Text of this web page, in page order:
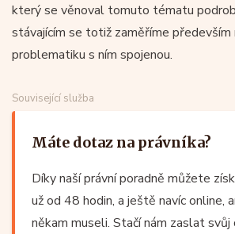
který se věnoval tomuto tématu
stávajícím se totiž zaměříme především
problematiku s ním spojenou.
Související služba
Máte dotaz na právníka?
Díky naší právní poradně můžete
už od 48 hodin, a ještě navíc online,
někam museli. Stačí nám zaslat svůj